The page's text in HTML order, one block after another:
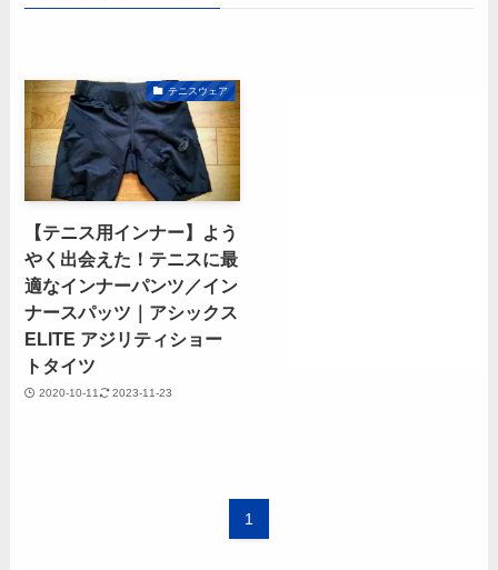
テニスウェア
【テニス用インナー】よう
やく出会えた！テニスに最
適なインナーパンツ／イン
ナースパッツ｜アシックス
ELITE アジリティショー
トタイツ
2020-10-11 2023-11-23
1